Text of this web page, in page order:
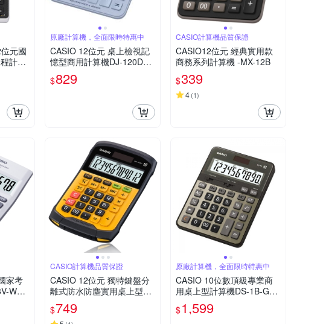
元國
計算
原廠計算機，全面限時特惠中
CASIO 12位元 桌上檢視記
憶型商用計算機DJ-120DPL
US-LB(藍色)
$829
CASIO計算機品質保證
CASIO12位元 經典實用款
商務系列計算機 -MX-12B
$339
4(1)
家考
WE)
CASIO計算機品質保證
CASIO 12位元 獨特鍵盤分
離式防水防塵實用桌上型計
算機WM-320MT-大黃蜂潮
流配
$749
原廠計算機，全面限時特惠中
CASIO 10位數頂級專業商
用桌上型計算機DS-1B-GD-
黑/古銅金色
$1,599